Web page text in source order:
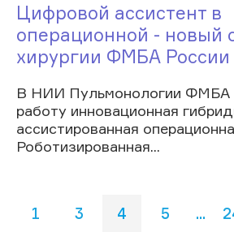
Цифровой ассистент в
операционной - новый
хирургии ФМБА России
В НИИ Пульмонологии ФМБА
работу инновационная
ассистированная
Роботизированная...
1 3 4 5 ...